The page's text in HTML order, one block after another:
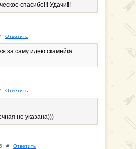
спасибо!!! Удачи!!!
Ответить
за саму идею скамейка
Ответить
не указана)))
# Ответить